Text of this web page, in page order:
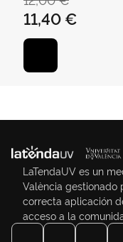
11,40 €
LaTendaUV es un
València gestionado
correcta aplicación
acceso a la